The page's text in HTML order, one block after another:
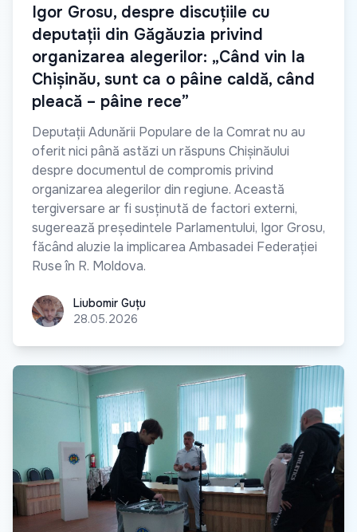
Igor Grosu, despre discuțiile cu
deputații din Găgăuzia privind
organizarea alegerilor: „Când vin la
Chișinău, sunt ca o pâine caldă, când
pleacă – pâine rece”
Deputații Adunării Populare de la Comrat nu au
oferit nici până astăzi un răspuns Chișinăului
despre documentul de compromis privind
organizarea alegerilor din regiune. Această
tergiversare ar fi susținută de factori externi,
sugerează președintele Parlamentului, Igor Grosu,
făcând aluzie la implicarea Ambasadei Federației
Ruse în R. Moldova.
Liubomir Guțu
Liubomir Guțu
28.05.2026